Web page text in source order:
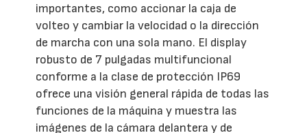
importantes, como accionar la caja de
volteo y cambiar la velocidad o la dirección
de marcha con una sola mano. El display
robusto de 7 pulgadas multifuncional
conforme a la clase de protección IP69
ofrece una visión general rápida de todas las
funciones de la máquina y muestra las
imágenes de la cámara delantera y de